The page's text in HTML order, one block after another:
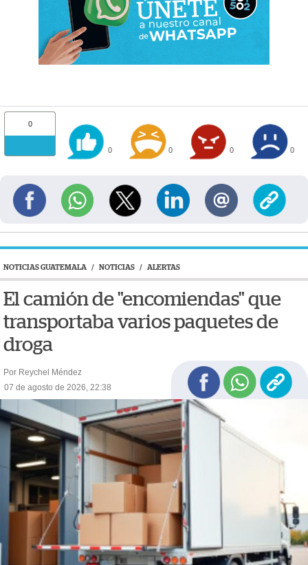
0
0 0 0 0
NOTICIAS GUATEMALA / NOTICIAS / ALERTAS
El camión de "encomiendas" que
transportaba varios paquetes de
droga
Por Reychel Méndez
07 de agosto de 2026, 22:38